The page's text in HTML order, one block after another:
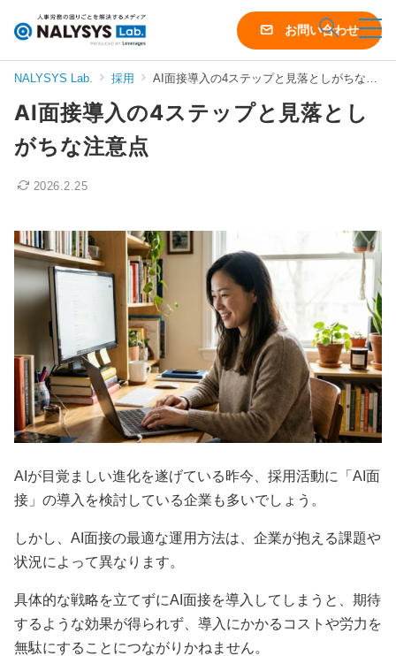
シ
ス
ラ
お問い合わせ
NALYSYS Lab. 採用 AI面接導入の4ステップと見落としがちな注意点
AI面接導入の4ステップと見落とし
がちな注意点
2026.2.25
AIが目覚ましい進化を遂げている昨今、採用活動に「AI面
接」の導入を検討している企業も多いでしょう。
しかし、AI面接の最適な運用方法は、企業が抱える課題や
状況によって異なります。
具体的な戦略を立てずにAI面接を導入してしまうと、期待
するような効果が得られず、導入にかかるコストや労力を
無駄にすることにつながりかねません。